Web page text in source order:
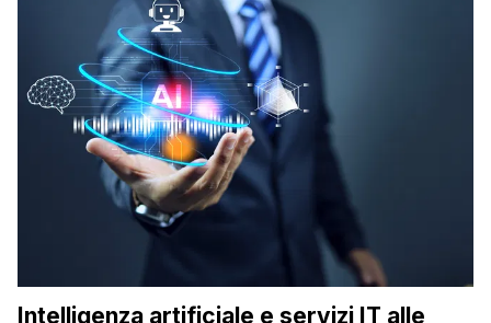
Intelligenza artificiale e servizi IT alle